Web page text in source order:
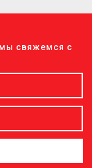
свяжемся с